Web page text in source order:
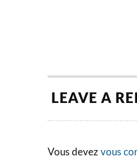
LEAVE A
Vous devez vous